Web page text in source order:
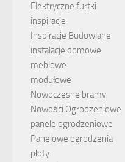
Elektryczne furtki
inspiracje
Inspiracje Budowlane
instalacje domowe
meblowe
modułowe
Nowoczesne bramy
Nowości Ogrodzeniowe
panele ogrodzeniowe
Panelowe ogrodzenia
płoty